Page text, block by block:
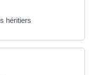
héritiers